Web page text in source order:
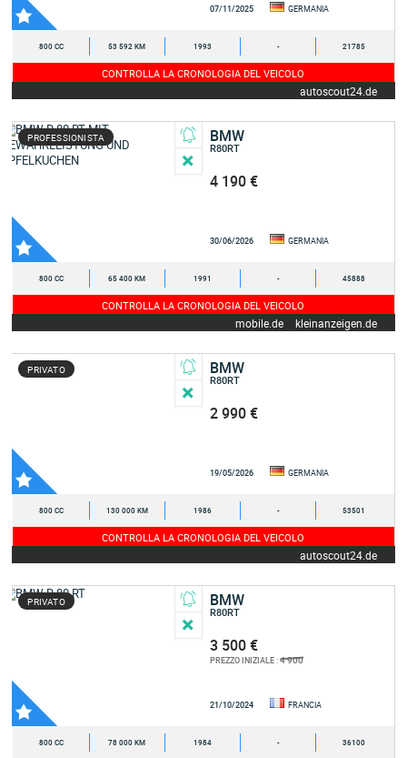
07/11/2025 GERMANIA
800 CC 53 592 KM 1993 - 21785
CONTROLLA LA CRONOLOGIA DEL VEICOLO
autoscout24.de
PROFESSIONISTA BMW
R80RT
4 190 €
30/06/2026 GERMANIA
800 CC 65 400 KM 1991 - 45888
CONTROLLA LA CRONOLOGIA DEL VEICOLO
mobile.de kleinanzeigen.de
PRIVATO BMW
R80RT
2 990 €
19/05/2026 GERMANIA
800 CC 130 000 KM 1986 - 53501
CONTROLLA LA CRONOLOGIA DEL VEICOLO
autoscout24.de
PRIVATO BMW
R80RT
3 500 €
PREZZO INIZIALE :4 900
21/10/2024 FRANCIA
800 CC 78 000 KM 1984 - 36100